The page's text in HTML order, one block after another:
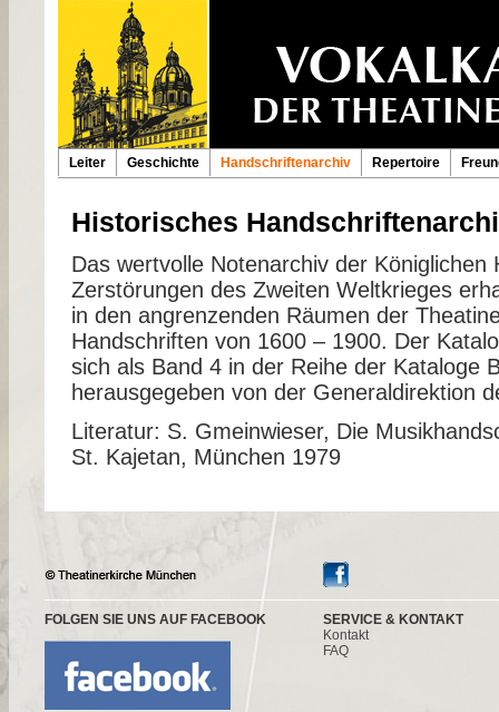
Leiter Geschichte Handschriftenarchiv Repertoire
Historisches
Das wertvolle Notenarchiv der Königlichen
Zerstörungen des Zweiten Weltkrieges
in den angrenzenden Räumen der
Handschriften von 1600 – 1900. Der
sich als Band 4 in der Reihe der Kataloge
herausgegeben von der Generaldirektion
Literatur: S. Gmeinwieser, Die
St. Kajetan, München 1979
FOLGEN SIE UNS AUF FACEBOOK
SERVICE & KONTAKT
Kontakt
FAQ